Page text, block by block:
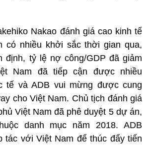
Nakao đánh giá cao kinh tế
có nhiều khởi sắc thời gian qua,
định, tỷ lệ nợ công/GDP đã giảm
Nam đã tiếp cận được nhiều
tế và ADB vui mừng được cung
cho Việt Nam. Chủ tịch đánh giá
Việt Nam đã phê duyệt 5 dự án,
danh mục năm 2018. ADB
tác với Việt Nam để thúc đẩy tiến